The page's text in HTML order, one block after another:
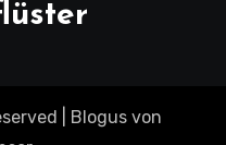
Blogus von